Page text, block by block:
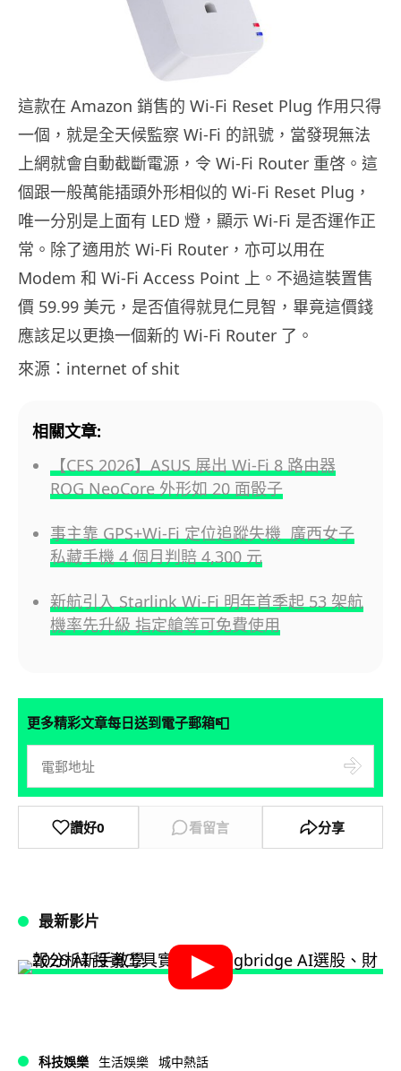
這款在 Amazon 銷售的 Wi-Fi Reset Plug 作用只得
一個，就是全天候監察 Wi-Fi 的訊號，當發現無法
上網就會自動截斷電源，令 Wi-Fi Router 重啓。這
個跟一般萬能插頭外形相似的 Wi-Fi Reset Plug，
唯一分別是上面有 LED 燈，顯示 Wi-Fi 是否運作正
常。除了適用於 Wi-Fi Router，亦可以用在
Modem 和 Wi-Fi Access Point 上。不過這裝置售
價 59.99 美元，是否值得就見仁見智，畢竟這價錢
應該足以更換一個新的 Wi-Fi Router 了。
來源：internet of shit
相關文章:
【CES 2026】ASUS 展出 Wi-Fi 8 路由器
ROG NeoCore 外形如 20 面骰子
事主靠 GPS+Wi-Fi 定位追蹤失機 廣西女子
私藏手機 4 個月判賠 4,300 元
新航引入 Starlink Wi-Fi 明年首季起 53 架航
機率先升級 指定艙等可免費使用
更多精彩文章每日送到電子郵箱📮
讚好0 看留言 分享
最新影片
科技娛樂 生活娛樂 城中熱話